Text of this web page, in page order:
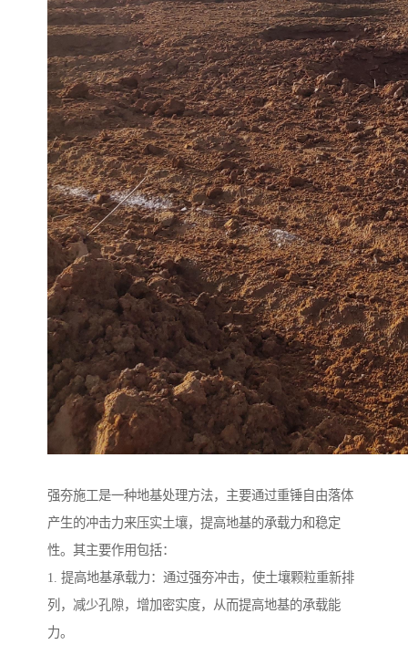
强夯施工是一种地基处理方法，主要通过重锤自由落体
产生的冲击力来压实土壤，提高地基的承载力和稳定
性。其主要作用包括：
1. 提高地基承载力：通过强夯冲击，使土壤颗粒重新排
列，减少孔隙，增加密实度，从而提高地基的承载能
力。